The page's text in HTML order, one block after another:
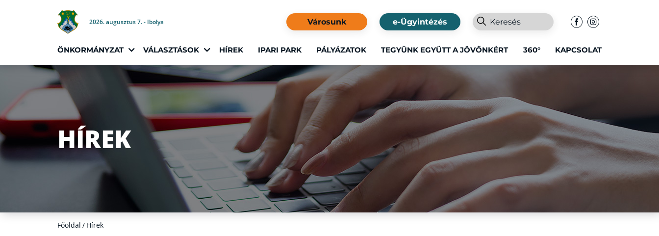
2026. augusztus 7. - Ibolya Városunk e-Ügyintézés
ÖNKORMÁNYZAT VÁLASZTÁSOK HÍREK IPARI PARK PÁLYÁZATOK TEGYÜNK EGYÜTT A JÖVŐNKÉRT 360° KAPCSOLAT
HÍREK
Főoldal / Hírek